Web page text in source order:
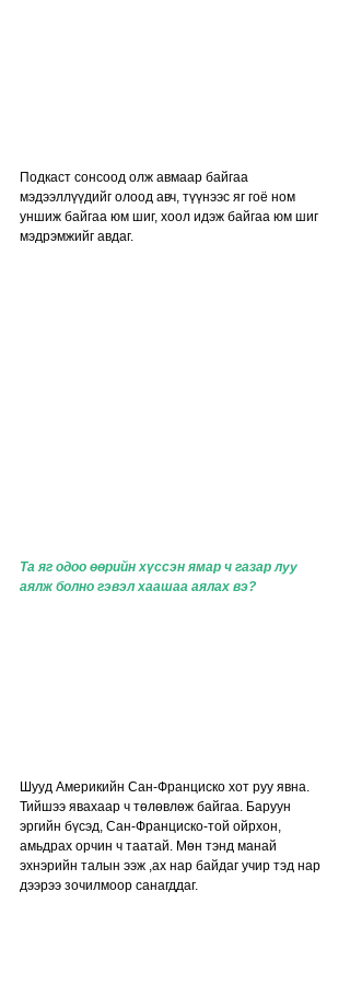
Подкаст сонсоод олж авмаар байгаа
мэдээллүүдийг олоод авч, түүнээс яг гоё ном
уншиж байгаа юм шиг, хоол идэж байгаа юм шиг
мэдрэмжийг авдаг.
Та яг одоо өөрийн хүссэн ямар ч газар луу
аялж болно гэвэл хаашаа аялах вэ?
Шууд Америкийн Сан-Франциско хот руу явна.
Тийшээ явахаар ч төлөвлөж байгаа. Баруун
эргийн бүсэд, Сан-Франциско-той ойрхон,
амьдрах орчин ч таатай. Мөн тэнд манай
эхнэрийн талын ээж ,ах нар байдаг учир тэд нар
дээрээ зочилмоор санагддаг.